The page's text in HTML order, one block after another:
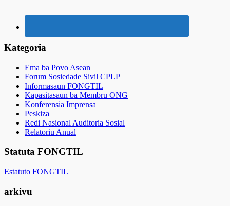
Kategoria
Ema ba Povo Asean
Forum Sosiedade Sivil CPLP
Informasaun FONGTIL
Kapasitasaun ba Membru ONG
Konferensia Imprensa
Peskiza
Redi Nasional Auditoria Sosial
Relatoriu Anual
Statuta FONGTIL
Estatuto FONGTIL
arkivu